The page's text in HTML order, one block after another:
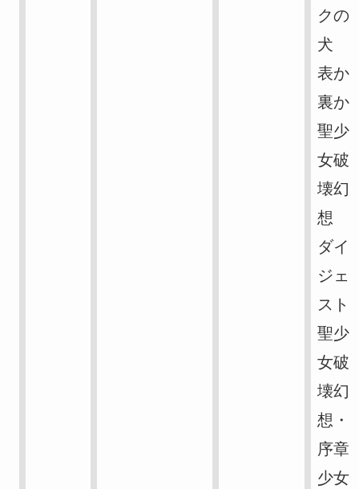
クの
犬
表か
裏か
聖少
女破
壊幻
想
ダイ
ジェ
スト
聖少
女破
壊幻
想・
序章
少女